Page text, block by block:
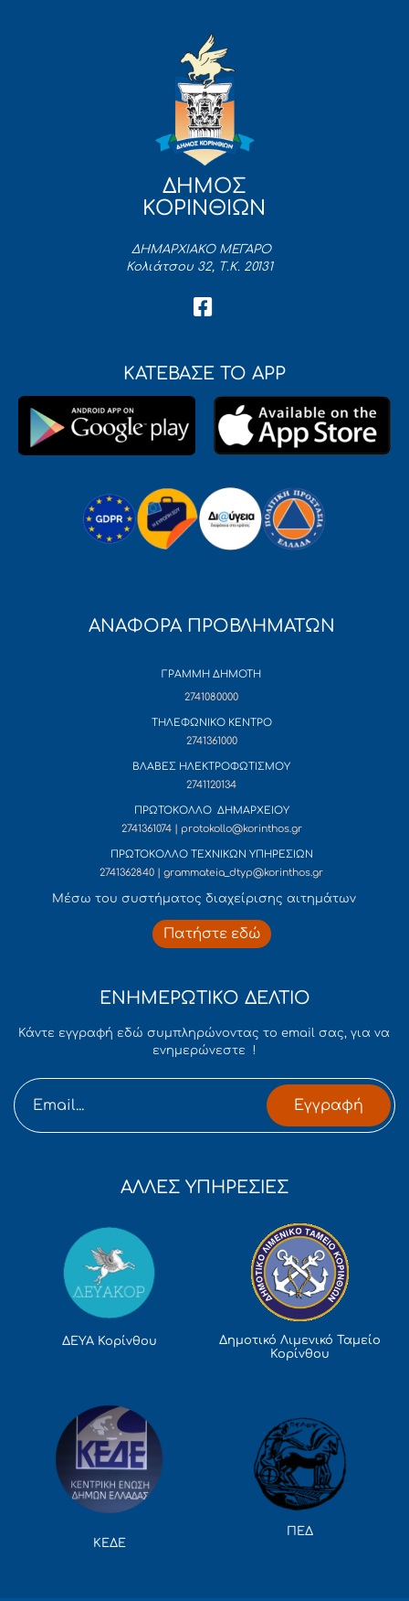
ΔΗΜΟΣ
ΚΟΡΙΝΘΙΩΝ
ΔΗΜΑΡΧΙΑΚΟ ΜΕΓΑΡΟ
Κολιάτσου 32, Τ.Κ. 20131
ΚΑΤΕΒΑΣΕ ΤΟ APP
ΑΝΑΦΟΡΑ ΠΡΟΒΛΗΜΑΤΩΝ
ΓΡΑΜΜΗ ΔΗΜΟΤΗ
2741080000
ΤΗΛΕΦΩΝΙΚΟ ΚΕΝΤΡΟ
2741361000
ΒΛΑΒΕΣ ΗΛΕΚΤΡΟΦΩΤΙΣΜΟΥ
2741120134
ΠΡΩΤΟΚΟΛΛΟ ΔΗΜΑΡΧΕΙΟΥ
2741361074 | protokollo@korinthos.gr
ΠΡΩΤΟΚΟΛΛΟ ΤΕΧΝΙΚΩΝ ΥΠΗΡΕΣΙΩΝ
2741362840 | grammateia_dtyp@korinthos.gr
Mέσω του συστήματος διαχείρισης αιτημάτων
Πατήστε εδώ
ΕΝΗΜΕΡΩΤΙΚΟ ΔΕΛΤΙΟ
Κάντε εγγραφή εδώ συμπληρώνοντας το email σας, για να
ενημερώνεστε !
Εγγραφή
ΑΛΛΕΣ ΥΠΗΡΕΣΙΕΣ
ΔΕΥΑ Κορίνθου
Δημοτικό Λιμενικό Ταμείο
Κορίνθου
ΚΕΔΕ
ΠΕΔ